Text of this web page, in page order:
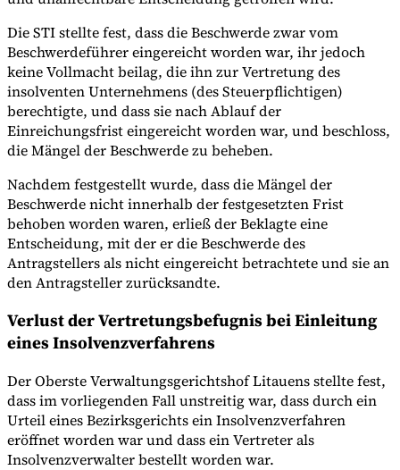
Die STI stellte fest, dass die Beschwerde zwar vom
Beschwerdeführer eingereicht worden war, ihr jedoch
keine Vollmacht beilag, die ihn zur Vertretung des
insolventen Unternehmens (des Steuerpflichtigen)
berechtigte, und dass sie nach Ablauf der
Einreichungsfrist eingereicht worden war, und beschloss,
die Mängel der Beschwerde zu beheben.
Nachdem festgestellt wurde, dass die Mängel der
Beschwerde nicht innerhalb der festgesetzten Frist
behoben worden waren, erließ der Beklagte eine
Entscheidung, mit der er die Beschwerde des
Antragstellers als nicht eingereicht betrachtete und sie an
den Antragsteller zurücksandte.
Verlust der Vertretungsbefugnis bei Einleitung
eines Insolvenzverfahrens
Der Oberste Verwaltungsgerichtshof Litauens stellte fest,
dass im vorliegenden Fall unstreitig war, dass durch ein
Urteil eines Bezirksgerichts ein Insolvenzverfahren
eröffnet worden war und dass ein Vertreter als
Insolvenzverwalter bestellt worden war.